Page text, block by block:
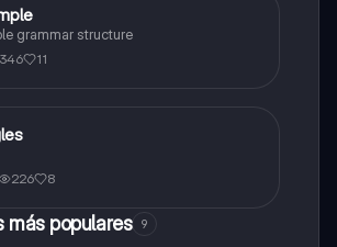
grammar structure
11
226 8
más populares 9